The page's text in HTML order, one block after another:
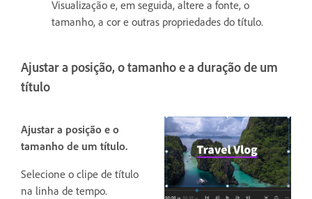
Visualização e, em seguida, altere a fonte, o
tamanho, a cor e outras propriedades do título.
Ajustar a posição, o tamanho e a duração de um
título
Ajustar a posição e o
tamanho de um título.
Selecione o clipe de título
na linha de tempo.